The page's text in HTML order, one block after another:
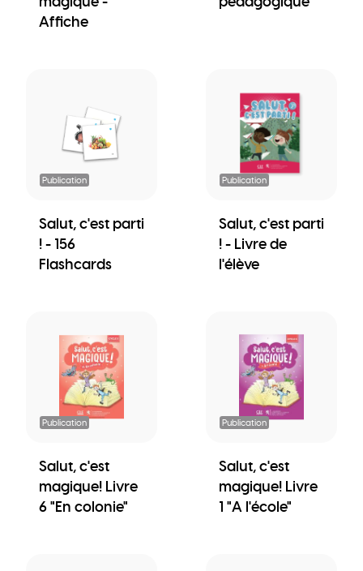
Affiche
Publication
Salut, c'est parti
! - 156
Flashcards
Publication
Salut, c'est parti
! - Livre de
l'élève
Publication
Salut, c'est
magique! Livre
6 "En colonie"
Publication
Salut, c'est
magique! Livre
1 "A l'école"